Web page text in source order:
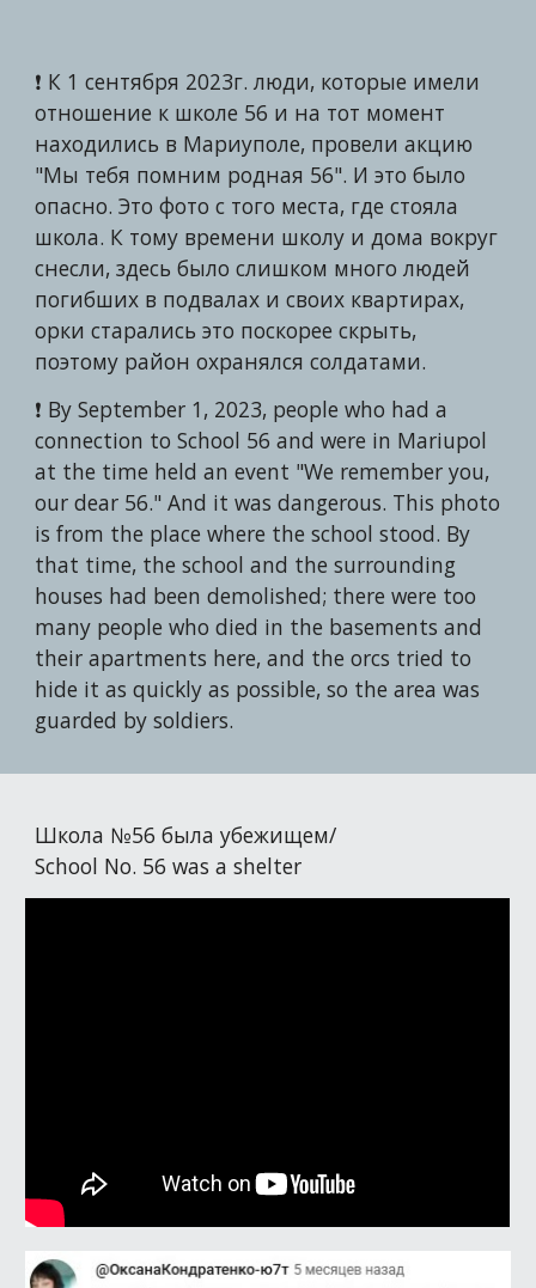
❗️ К 1 сентября 2023г. люди, которые имели
отношение к школе 56 и на тот момент
находились в Мариуполе, провели акцию
"Мы тебя помним родная 56". И это было
опасно. Это фото с того места, где стояла
школа. К тому времени школу и дома вокруг
снесли, здесь было слишком много людей
погибших в подвалах и своих квартирах,
орки старались это поскорее скрыть,
поэтому район охранялся солдатами.
❗️ By September 1, 2023, people who had a
connection to School 56 and were in Mariupol
at the time held an event "We remember you,
our dear 56." And it was dangerous. This photo
is from the place where the school stood. By
that time, the school and the surrounding
houses had been demolished; there were too
many people who died in the basements and
their apartments here, and the orcs tried to
hide it as quickly as possible, so the area was
guarded by soldiers.
Школа №56 была убежищем/
School No. 56 was a shelter